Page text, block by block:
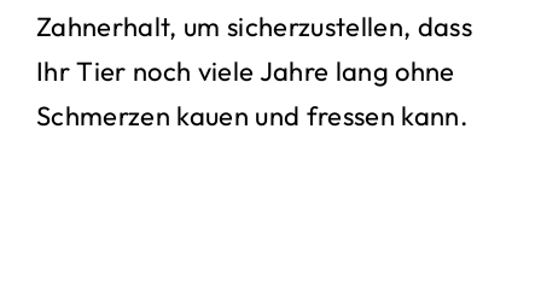
Zahnerhalt, um sicherzustellen, dass
Ihr Tier noch viele Jahre lang ohne
Schmerzen kauen und fressen kann.